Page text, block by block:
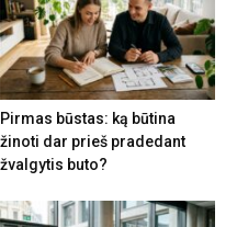
Pirmas būstas: ką būtina
žinoti dar prieš pradedant
žvalgytis buto?